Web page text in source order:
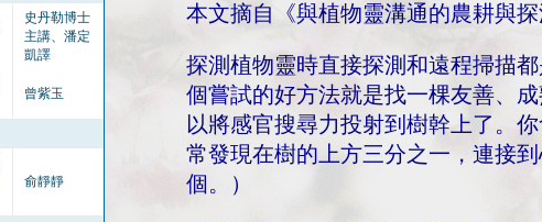
史丹勒博士
主講、潘定
凱譯
曾紫玉
俞靜靜
本文摘自《與植物靈溝通的農耕與
探測植物靈時直接探測和遠程掃描
個嘗試的好方法就是找一棵友善、
以將感官搜尋力投射到樹幹上了。
常發現在樹的上方三分之一，連接
個。）